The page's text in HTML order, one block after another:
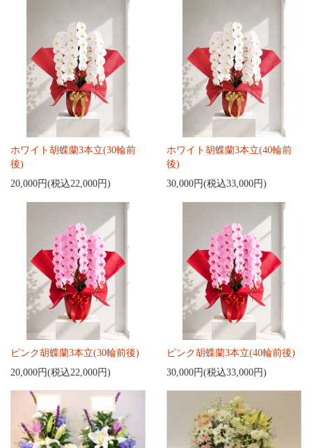
ホワイト胡蝶蘭3本立(30輪前
後)
20,000円(税込22,000円)
ホワイト胡蝶蘭3本立(40輪前
後)
30,000円(税込33,000円)
ピンク胡蝶蘭3本立(30輪前後)
20,000円(税込22,000円)
ピンク胡蝶蘭3本立(40輪前後)
30,000円(税込33,000円)